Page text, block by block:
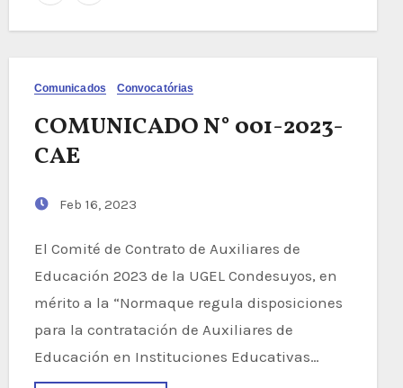
Comunicados Convocatórias
COMUNICADO N° 001-2023-
CAE
Feb 16, 2023
El Comité de Contrato de Auxiliares de
Educación 2023 de la UGEL Condesuyos, en
mérito a la “Normaque regula disposiciones
para la contratación de Auxiliares de
Educación en Instituciones Educativas…